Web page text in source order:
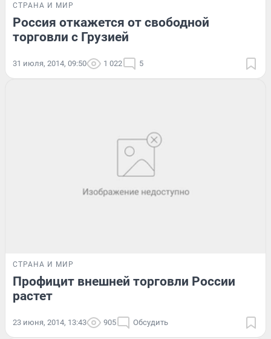
СТРАНА И МИР
Россия откажется от свободной
торговли с Грузией
31 июля, 2014, 09:50 1 022 5
СТРАНА И МИР
Профицит внешней торговли России
растет
23 июня, 2014, 13:43 905 Обсудить